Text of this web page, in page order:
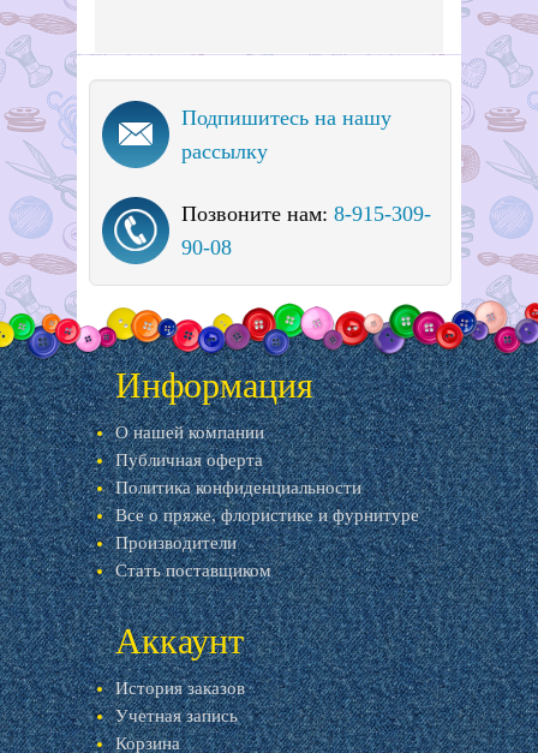
Подпишитесь на нашу
рассылку
Позвоните нам: 8-915-309-
90-08
Информация
О нашей компании
Публичная оферта
Политика конфиденциальности
Все о пряже, флористике и фурнитуре
Производители
Стать поставщиком
Аккаунт
История заказов
Учетная запись
Корзина